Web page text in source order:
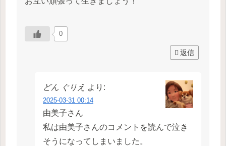
0
返信
どん ぐりえ より:
2025-03-31 00:14
由美子さん
私は由美子さんのコメントを読んで泣き
そうになってしまいました。